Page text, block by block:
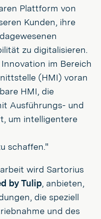
Plattform von
Kunden, ihre
zu digitalisieren.
im Bereich
(HMI) voran
HMI, die
Ausführungs- und
um intelligentere
schaffen."
wird Sartorius
by Tulip, anbieten,
die speziell
und des